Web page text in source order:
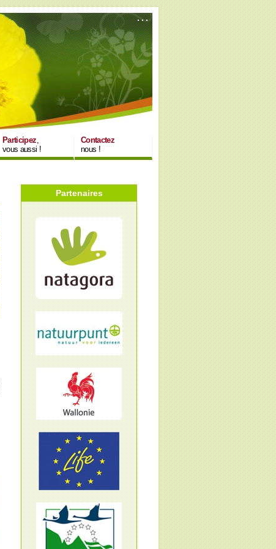
Participez,
vous aussi !
Contactez
nous !
Partenaires